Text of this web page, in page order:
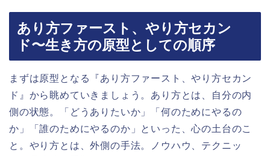
あり方ファースト、やり方セカン
ド〜生き方の原型としての順序
まずは原型となる『あり方ファースト、やり方セカン
ド』から眺めていきましょう。あり方とは、自分の内
側の状態。「どうありたいか」「何のためにやるの
か」「誰のためにやるのか」といった、心の土台のこ
と。やり方とは、外側の手法。ノウハウ、テクニッ